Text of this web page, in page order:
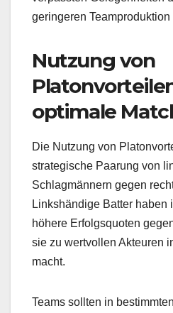
geringeren Teamproduktion
Nutzung von
optimale
Die Nutzung von
strategische Paarung von
Schlagmännern gegen
Linkshändige Batter haben
höhere Erfolgsquoten
sie zu wertvollen Akteuren
macht.
Teams sollten in